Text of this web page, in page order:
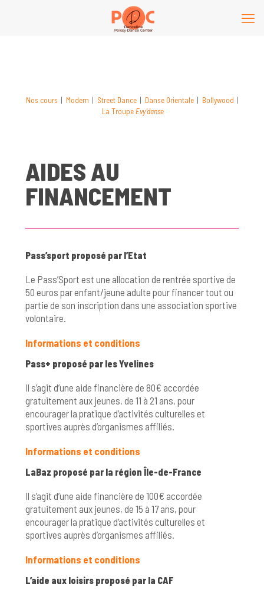
Nos cours | Modern | Street Dance| Danse Orientale| Bollywood |
La Troupe Evy’danse
AIDES AU
FINANCEMENT
Pass’sport proposé par l’Etat
Le Pass’Sport est une allocation de rentrée sportive de
50 euros par enfant/jeune adulte pour financer tout ou
partie de son inscription dans une association sportive
volontaire.
Informations et conditions
Pass+ proposé par les Yvelines
Il s’agit d’une aide financière de 80€ accordée
gratuitement aux jeunes, de 11 à 21 ans, pour
encourager la pratique d’activités culturelles et
sportives auprès d’organismes affiliés.
Informations et conditions
LaBaz proposé par la région Île-de-France
Il s’agit d’une aide financière de 100€ accordée
gratuitement aux jeunes, de 15 à 17 ans, pour
encourager la pratique d’activités culturelles et
sportives auprès d’organismes affiliés.
Informations et conditions
L’aide aux loisirs proposé par la CAF